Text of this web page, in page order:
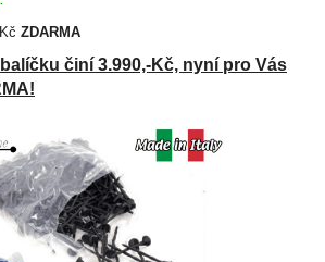
ZDARMA
činí 3.990,-Kč, nyní pro Vás